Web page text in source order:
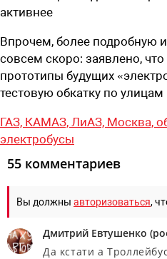
активнее
Впрочем, более
совсем скоро: заявлено,
прототипы будущих
тестовую обкатку по
ГАЗ, КАМАЗ, ЛиАЗ, Москва,
электробусы
55 комментариев
Вы должны авторизоваться,
Дмитрий Евтушенко (
Да кстати а